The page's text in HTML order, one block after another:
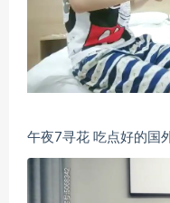
午夜7寻花 吃点好的国